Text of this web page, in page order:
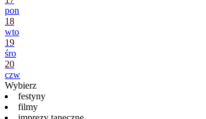
pon
18
wto
19
śro
20
czw
Wybierz
festyny
filmy